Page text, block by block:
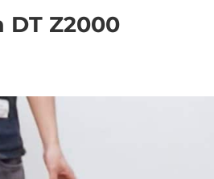
Z2000